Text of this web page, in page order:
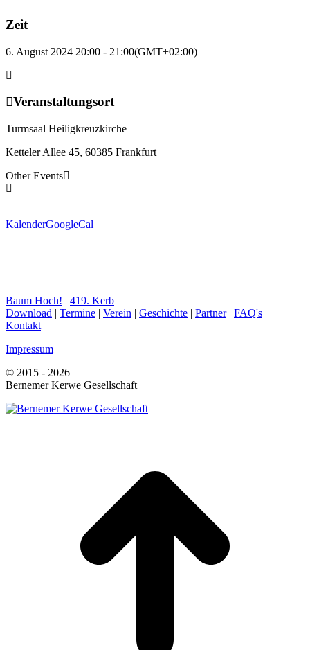
Zeit
6. August 2024 20:00 - 21:00(GMT+02:00)
Veranstaltungsort
Turmsaal Heiligkreuzkirche
Ketteler Allee 45, 60385 Frankfurt
Other Events
KalenderGoogleCal
Baum Hoch! | 419. Kerb |
Download | Termine | Verein | Geschichte | Partner| FAQ's |
Kontakt
Impressum
© 2015 - 2026
Bernemer Kerwe Gesellschaft